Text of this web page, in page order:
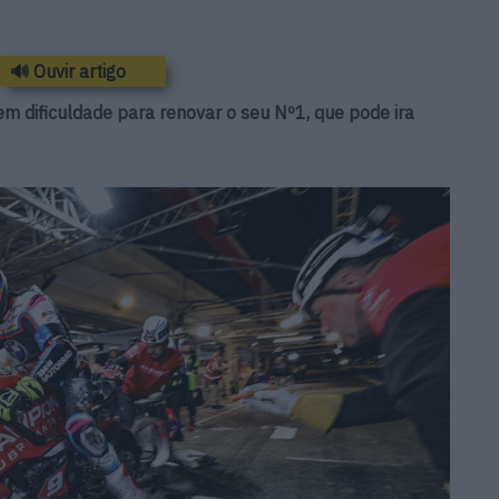
🔊 Ouvir artigo
dificuldade para renovar o seu Nº1, que pode ira